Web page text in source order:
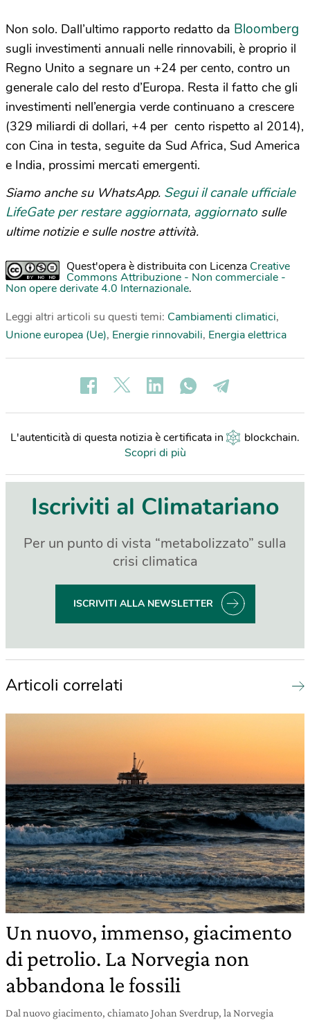
Non solo. Dall’ultimo rapporto redatto da Bloomberg
sugli investimenti annuali nelle rinnovabili, è proprio il
Regno Unito a segnare un +24 per cento, contro un
generale calo del resto d’Europa. Resta il fatto che gli
investimenti nell’energia verde continuano a crescere
(329 miliardi di dollari, +4 per cento rispetto al 2014),
con Cina in testa, seguite da Sud Africa, Sud America
e India, prossimi mercati emergenti.
Siamo anche su WhatsApp. Segui il canale ufficiale
LifeGate per restare aggiornata, aggiornato sulle
ultime notizie e sulle nostre attività.
Quest'opera è distribuita con Licenza Creative
Commons Attribuzione - Non commerciale -
Non opere derivate 4.0 Internazionale.
Leggi altri articoli su questi temi: Cambiamenti climatici,
Unione europea (Ue), Energie rinnovabili, Energia elettrica
L'autenticità di questa notizia è certificata in blockchain.
Scopri di più
Iscriviti al Climatariano
Per un punto di vista “metabolizzato” sulla
crisi climatica
ISCRIVITI ALLA NEWSLETTER
Articoli correlati
Un nuovo, immenso, giacimento
di petrolio. La Norvegia non
abbandona le fossili
Dal nuovo giacimento, chiamato Johan Sverdrup, la Norvegia